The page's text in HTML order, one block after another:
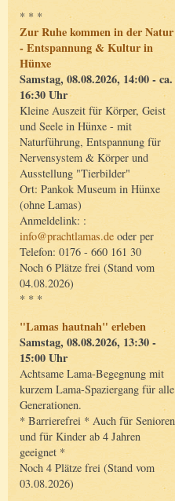
* * *
Zur Ruhe kommen in der Natur
- Entspannung & Kultur in
Hünxe
Samstag, 08.08.2026, 14:00 - ca.
16:30 Uhr
Kleine Auszeit für Körper, Geist
und Seele in Hünxe - mit
Naturführung, Entspannung für
Nervensystem & Körper und
Ausstellung "Tierbilder"
Ort: Pankok Museum in Hünxe
(ohne Lamas)
Anmeldelink: :
info@prachtlamas.de oder per
Telefon: 0176 - 660 161 30
Noch 6 Plätze frei (Stand vom
04.08.2026)
* * *
"Lamas hautnah" erleben
Samstag, 08.08.2026, 13:30 -
15:00 Uhr
Achtsame Lama-Begegnung mit
kurzem Lama-Spaziergang für alle
Generationen.
* Barrierefrei * Auch für Senioren
und für Kinder ab 4 Jahren
geeignet *
Noch 4 Plätze frei (Stand vom
03.08.2026)